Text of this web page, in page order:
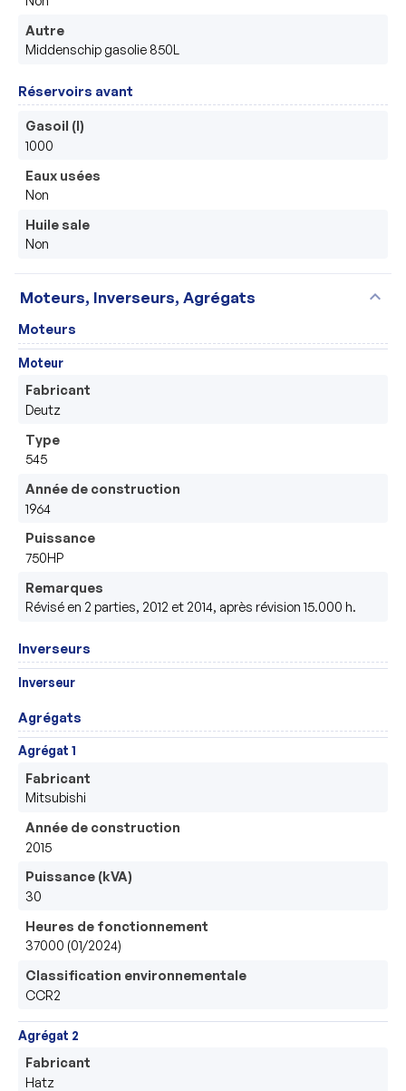
Autre
Middenschip gasolie 850L
Réservoirs avant
Gasoil (l)
1000
Eaux usées
Non
Huile sale
Non
Moteurs, Inverseurs, Agrégats expand_more
Moteurs
Moteur
Fabricant
Deutz
Type
545
Année de construction
1964
Puissance
750HP
Remarques
Révisé en 2 parties, 2012 et 2014, après révision 15.000 h.
Inverseurs
Inverseur
Agrégats
Agrégat 1
Fabricant
Mitsubishi
Année de construction
2015
Puissance (kVA)
30
Heures de fonctionnement
37000 (01/2024)
Classification environnementale
CCR2
Agrégat 2
Fabricant
Hatz